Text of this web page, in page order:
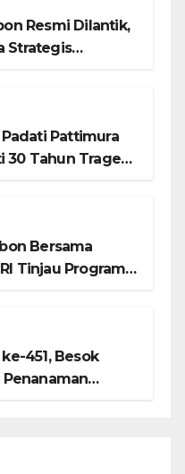
Resmi Dilantik,
Strategis
Pattimura
30 Tahun Tragedi
Bersama
Tinjau Program
451, Besok